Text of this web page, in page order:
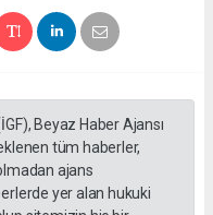
Beyaz Haber Ajansı
tüm haberler,
ajans
yer alan hukuki